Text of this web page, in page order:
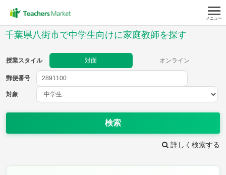
メニュー
千葉県八街市で中学生向けに家庭教師を探す
授業スタイル 対面 オンライン
郵便番号
対象
検索
詳しく検索する
郵便番号
教科